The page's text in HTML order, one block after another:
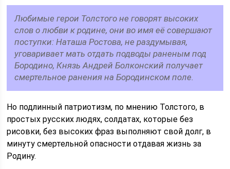
Любимые герои Толстого не говорят высоких
слов о любви к родине, они во имя её совершают
поступки: Наташа Ростова, не раздумывая,
уговаривает мать отдать подводы раненым под
Бородино, Князь Андрей Болконский получает
смертельное ранения на Бородинском поле.
Но подлинный патриотизм, по мнению Толстого, в
простых русских людях, солдатах, которые без
рисовки, без высоких фраз выполняют свой долг, в
минуту смертельной опасности отдавая жизнь за
Родину.